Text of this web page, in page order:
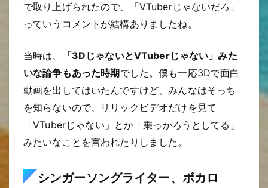
で取り上げられたので、「VTuberじゃないだろ」
っていうコメントが結構ありましたね。
当時は、
「3DじゃないとVTuberじゃない」みた
いな論争もあった時期でした。僕も一応3Dで面白
動画を出してはいたんですけど、みんなはそっち
を知らないので、リリックビデオだけを見て
「VTuberじゃない」とか「乗っかろうとしてる」
みたいなことを言われたりしました。
シンガーソングライター、ボカロ